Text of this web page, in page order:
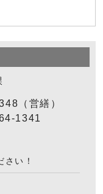
（営繕）
1341
い！